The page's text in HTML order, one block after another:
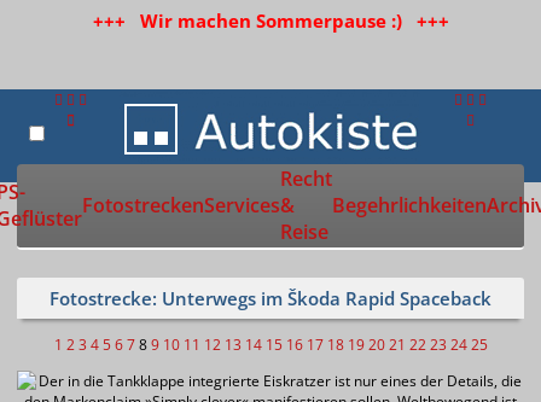
+++ Wir machen Sommerpause :) +++
Zur Startseite
FotostreckenServices
Recht
&
Reise
Begehrlichkeiten
Fotostrecke: Unterwegs im Škoda Rapid Spaceback
1 2 3 4 5 6 7 8 9 10 11 12 13 14 15 16 17 18 19 20 21 22 23 24 25